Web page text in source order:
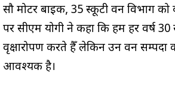
सौ मोटर बाइक, 35 स्कूटी वन विभाग को
पर सीएम योगी ने कहा कि हम हर वर्ष
वृक्षारोपण करते हैँ लेकिन उन वन सम्पदा
आवश्यक है।